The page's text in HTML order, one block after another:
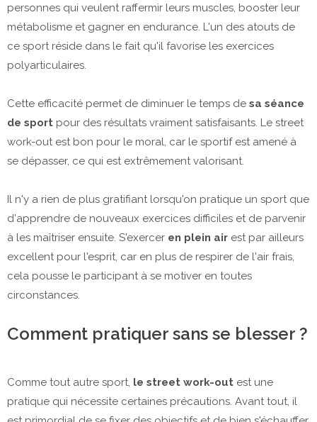
personnes qui veulent raffermir leurs muscles, booster leur
métabolisme et gagner en endurance. L'un des atouts de
ce sport réside dans le fait qu'il favorise les exercices
polyarticulaires.
Cette efficacité permet de diminuer le temps de sa séance
de sport pour des résultats vraiment satisfaisants. Le street
work-out est bon pour le moral, car le sportif est amené à
se dépasser, ce qui est extrêmement valorisant.
Il n'y a rien de plus gratifiant lorsqu'on pratique un sport que
d'apprendre de nouveaux exercices difficiles et de parvenir
à les maîtriser ensuite. S'exercer en plein air est par ailleurs
excellent pour l'esprit, car en plus de respirer de l'air frais,
cela pousse le participant à se motiver en toutes
circonstances.
Comment pratiquer sans se blesser ?
Comme tout autre sport, le street work-out est une
pratique qui nécessite certaines précautions. Avant tout, il